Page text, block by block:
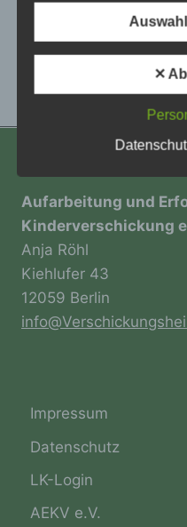
Aufarbeitung und
Kinderverschickung
Anja Röhl
Kiehlufer 43
12059 Berlin
Impressum
Datenschutz
LK-Login
AEKV e.V.
Die
Begrifflichkeiten, die
Richtlinien- und
der Datenschutz-
verständlich sein. Um
möchten wir vorab die
Begrifflichkeiten
Wir verwenden in
oder
Als identifizierbar
insbesondere
✕